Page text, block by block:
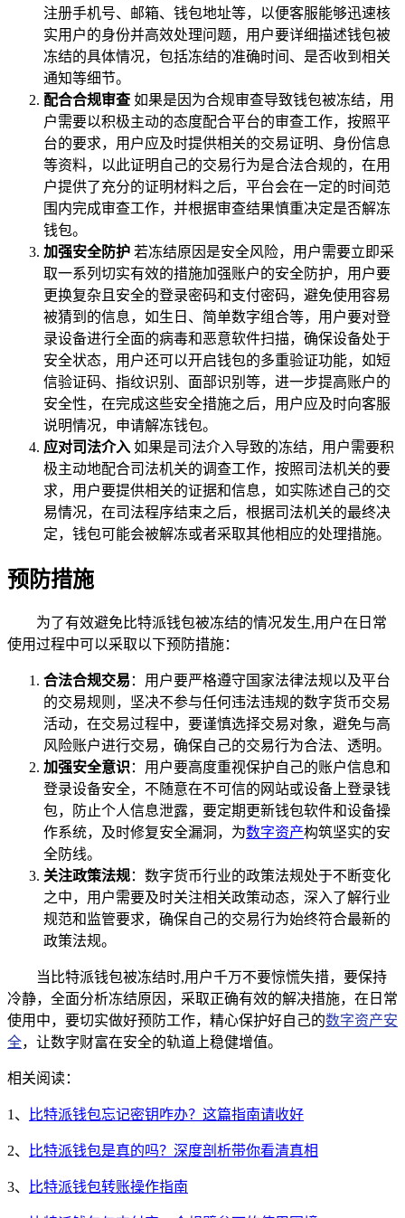
注册手机号、邮箱、钱包地址等，以便客服能够迅速核
实用户的身份并高效处理问题，用户要详细描述钱包被
冻结的具体情况，包括冻结的准确时间、是否收到相关
通知等细节。
配合合规审查 如果是因为合规审查导致钱包被冻结，用
户需要以积极主动的态度配合平台的审查工作，按照平
台的要求，用户应及时提供相关的交易证明、身份信息
等资料，以此证明自己的交易行为是合法合规的，在用
户提供了充分的证明材料之后，平台会在一定的时间范
围内完成审查工作，并根据审查结果慎重决定是否解冻
钱包。
加强安全防护 若冻结原因是安全风险，用户需要立即采
取一系列切实有效的措施加强账户的安全防护，用户要
更换复杂且安全的登录密码和支付密码，避免使用容易
被猜到的信息，如生日、简单数字组合等，用户要对登
录设备进行全面的病毒和恶意软件扫描，确保设备处于
安全状态，用户还可以开启钱包的多重验证功能，如短
信验证码、指纹识别、面部识别等，进一步提高账户的
安全性，在完成这些安全措施之后，用户应及时向客服
说明情况，申请解冻钱包。
应对司法介入 如果是司法介入导致的冻结，用户需要积
极主动地配合司法机关的调查工作，按照司法机关的要
求，用户要提供相关的证据和信息，如实陈述自己的交
易情况，在司法程序结束之后，根据司法机关的最终决
定，钱包可能会被解冻或者采取其他相应的处理措施。
预防措施
为了有效避免比特派钱包被冻结的情况发生,用户在日常
使用过程中可以采取以下预防措施：
合法合规交易 ：用户要严格遵守国家法律法规以及平台
的交易规则，坚决不参与任何违法违规的数字货币交易
活动，在交易过程中，要谨慎选择交易对象，避免与高
风险账户进行交易，确保自己的交易行为合法、透明。
加强安全意识：用户要高度重视保护自己的账户信息和
登录设备安全，不随意在不可信的网站或设备上登录钱
包，防止个人信息泄露，要定期更新钱包软件和设备操
作系统，及时修复安全漏洞，为数字资产构筑坚实的安
全防线。
关注政策法规：数字货币行业的政策法规处于不断变化
之中，用户需要及时关注相关政策动态，深入了解行业
规范和监管要求，确保自己的交易行为始终符合最新的
政策法规。
当比特派钱包被冻结时,用户千万不要惊慌失措，要保持
冷静，全面分析冻结原因，采取正确有效的解决措施，在日常
使用中，要切实做好预防工作，精心保护好自己的数字资产安
全，让数字财富在安全的轨道上稳健增值。
相关阅读：
1、 比特派钱包忘记密钥咋办？这篇指南请收好
2、 比特派钱包是真的吗？深度剖析带你看清真相
3、 比特派钱包转账操作指南